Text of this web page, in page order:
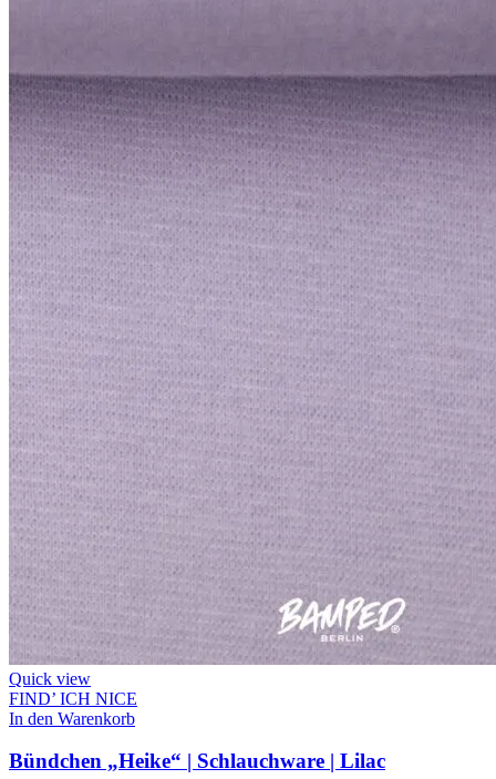
Quick view
FIND’ ICH NICE
In den Warenkorb
Bündchen „Heike“ | Schlauchware | Lilac